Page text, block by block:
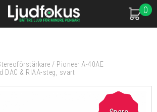
0
/ Pioneer A-40AE
DAC & RIAA-steg, svart